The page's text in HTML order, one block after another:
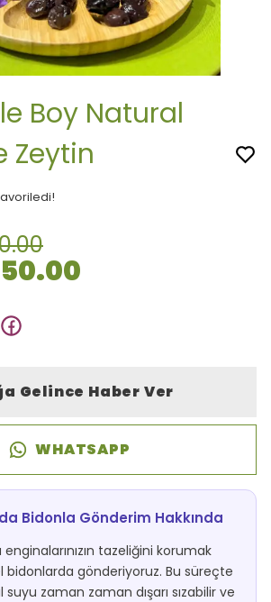
Boy Natural
Zeytin
favoriledi!
Gelince Haber Ver
WHATSAPP
Bidonla Gönderim Hakkında
tazeliğini korumak
bidonlarda gönderiyoruz. Bu süreçte
zaman zaman dışarı sızabilir ve